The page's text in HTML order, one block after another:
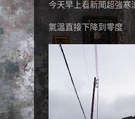
今天早上看新聞超強寒
氣溫直接下降到零度